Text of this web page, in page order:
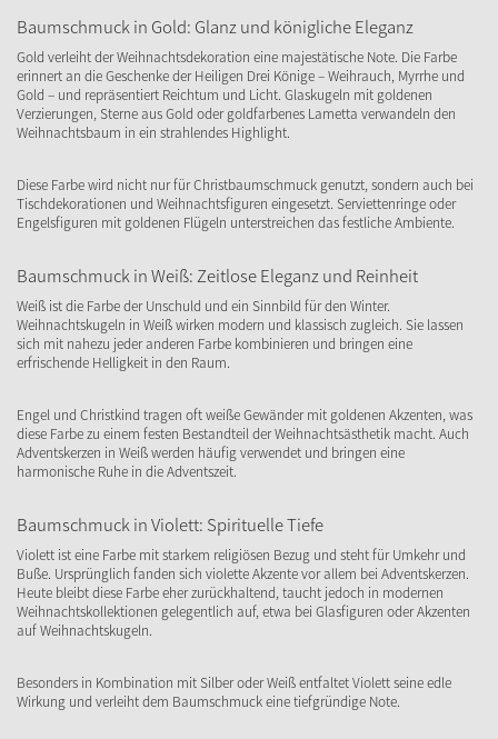
Baumschmuck in Gold: Glanz und königliche Eleganz
Gold verleiht der Weihnachtsdekoration eine majestätische Note. Die Farbe
erinnert an die Geschenke der Heiligen Drei Könige – Weihrauch, Myrrhe und
Gold – und repräsentiert Reichtum und Licht. Glaskugeln mit goldenen
Verzierungen, Sterne aus Gold oder goldfarbenes Lametta verwandeln den
Weihnachtsbaum in ein strahlendes Highlight.
Diese Farbe wird nicht nur für Christbaumschmuck genutzt, sondern auch bei
Tischdekorationen und Weihnachtsfiguren eingesetzt. Serviettenringe oder
Engelsfiguren mit goldenen Flügeln unterstreichen das festliche Ambiente.
Baumschmuck in Weiß: Zeitlose Eleganz und Reinheit
Weiß ist die Farbe der Unschuld und ein Sinnbild für den Winter.
Weihnachtskugeln in Weiß wirken modern und klassisch zugleich. Sie lassen
sich mit nahezu jeder anderen Farbe kombinieren und bringen eine
erfrischende Helligkeit in den Raum.
Engel und Christkind tragen oft weiße Gewänder mit goldenen Akzenten, was
diese Farbe zu einem festen Bestandteil der Weihnachtsästhetik macht. Auch
Adventskerzen in Weiß werden häufig verwendet und bringen eine
harmonische Ruhe in die Adventszeit.
Baumschmuck in Violett: Spirituelle Tiefe
Violett ist eine Farbe mit starkem religiösen Bezug und steht für Umkehr und
Buße. Ursprünglich fanden sich violette Akzente vor allem bei Adventskerzen.
Heute bleibt diese Farbe eher zurückhaltend, taucht jedoch in modernen
Weihnachtskollektionen gelegentlich auf, etwa bei Glasfiguren oder Akzenten
auf Weihnachtskugeln.
Besonders in Kombination mit Silber oder Weiß entfaltet Violett seine edle
Wirkung und verleiht dem Baumschmuck eine tiefgründige Note.